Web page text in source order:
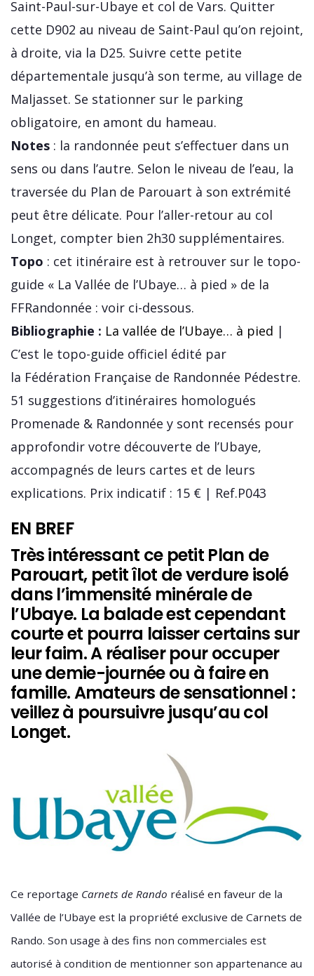
Saint-Paul-sur-Ubaye et col de Vars. Quitter
cette D902 au niveau de Saint-Paul qu’on rejoint,
à droite, via la D25. Suivre cette petite
départementale jusqu’à son terme, au village de
Maljasset. Se stationner sur le parking
obligatoire, en amont du hameau.
Notes : la randonnée peut s’effectuer dans un
sens ou dans l’autre. Selon le niveau de l’eau, la
traversée du Plan de Parouart à son extrémité
peut être délicate. Pour l’aller-retour au col
Longet, compter bien 2h30 supplémentaires.
Topo : cet itinéraire est à retrouver sur le topo-
guide « La Vallée de l’Ubaye… à pied » de la
FFRandonnée : voir ci-dessous.
Bibliographie : La vallée de l’Ubaye… à pied |
C’est le topo-guide officiel édité par
la Fédération Française de Randonnée Pédestre.
51 suggestions d’itinéraires homologués
Promenade & Randonnée y sont recensés pour
approfondir votre découverte de l’Ubaye,
accompagnés de leurs cartes et de leurs
explications. Prix indicatif : 15 € | Ref.P043
EN BREF
Très intéressant ce petit Plan de
Parouart, petit îlot de verdure isolé
dans l’immensité minérale de
l’Ubaye. La balade est cependant
courte et pourra laisser certains sur
leur faim. A réaliser pour occuper
une demie-journée ou à faire en
famille. Amateurs de sensationnel :
veillez à poursuivre jusqu’au col
Longet.
Ce reportage Carnets de Rando réalisé en faveur de la
Vallée de l’Ubaye est la propriété exclusive de Carnets de
Rando. Son usage à des fins non commerciales est
autorisé à condition de mentionner son appartenance au